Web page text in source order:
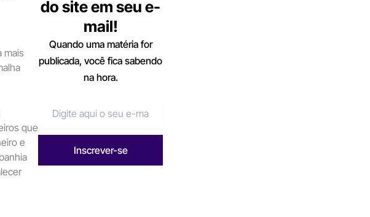
mais
que
e
do site em seu e-
mail!
Quando uma matéria for
publicada, você fica sabendo
na hora.
Inscrever-se